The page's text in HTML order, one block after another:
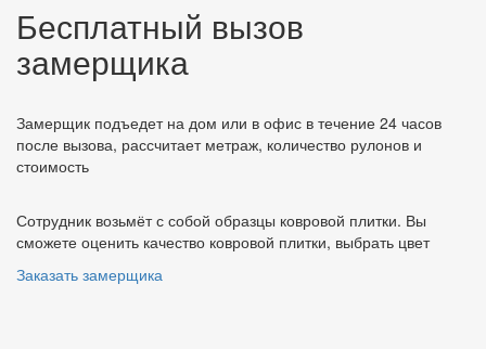
Бесплатный вызов
замерщика
Замерщик подъедет на дом или в офис в течение 24 часов
после вызова, рассчитает метраж, количество рулонов и
стоимость
Сотрудник возьмёт с собой образцы ковровой плитки. Вы
сможете оценить качество ковровой плитки, выбрать цвет
Заказать замерщика